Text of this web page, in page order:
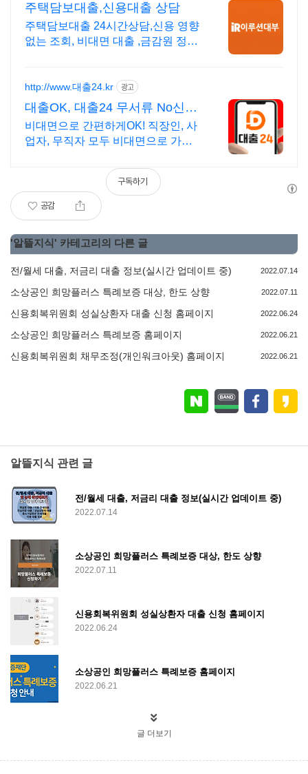
주택담보대출,신용대출 상담
주택담보대출 24시간상담,신용 영향
없는 조회, 비대면 대출 ,금감원 정식
http://www.대출24.kr 광고
대출OK, 대출24 무서류 No신용
대출가능!
비대면으로 간편하게OK! 직장인, 사
업자, 무직자 모두 비대면으로 가능
는 다르게 대출가능한 이곳! 대출24
공감
구독하기
'알뜰지식 ' 카테고리의 다른 글
전/월세 대출, 저금리 대출 정보(실시간 업데이트 중) 2022.07.14
소상공인 희망플러스 특례보증 대상, 한도 상향 2022.07.11
신용회복위원회 성실상환자 대출 신청 홈페이지 2022.06.24
소상공인 희망플러스 특례보증 홈페이지 2022.06.21
신용회복위원회 채무조정(개인워크아웃) 홈페이지 2022.06.21
알뜰지식 관련 글
전/월세 대출, 저금리 대출 정보(실시간 업데이트 중)
2022.07.14
소상공인 희망플러스 특례보증 대상, 한도 상향
2022.07.11
신용회복위원회 성실상환자 대출 신청 홈페이지
2022.06.24
소상공인 희망플러스 특례보증 홈페이지
2022.06.21
글 더보기